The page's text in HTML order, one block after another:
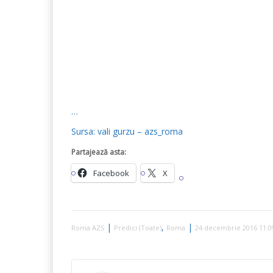
…
Sursa: vali gurzu – azs_roma
Partajează asta:
Facebook X
Roma AZS | Predici (Toate), Roma | 24 decembrie 2016